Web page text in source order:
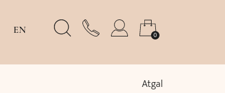
EN 0
Atgal